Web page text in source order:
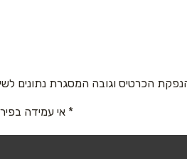
הכרטיס וגובה המסגרת נתונים
* אי עמידה